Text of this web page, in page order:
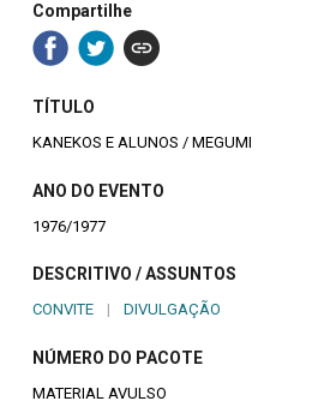
Compartilhe
TÍTULO
KANEKOS E ALUNOS / MEGUMI
ANO DO EVENTO
1976/1977
DESCRITIVO / ASSUNTOS
CONVITE | DIVULGAÇÃO
NÚMERO DO PACOTE
MATERIAL AVULSO